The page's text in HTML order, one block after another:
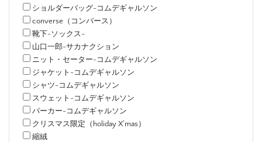
ショルダーバッグ-コムデギャルソン
converse（コンバース）
靴下-ソックス-
山口一郎-サカナクション
ニット・セーター-コムデギャルソン
ジャケット-コムデギャルソン
シャツ-コムデギャルソン
スウェット-コムデギャルソン
パーカー-コムデギャルソン
クリスマス限定（holiday X'mas）
縮絨